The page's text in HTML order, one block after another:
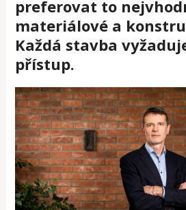
preferovat to
materiálové a
Každá stavba
přístup.